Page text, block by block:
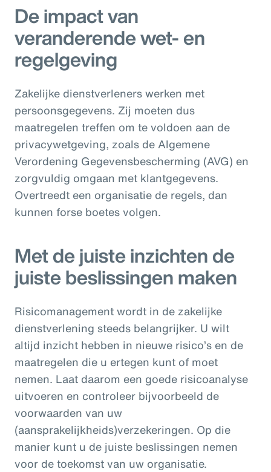
De impact van
veranderende wet- en
regelgeving
Zakelijke dienstverleners werken met
persoonsgegevens. Zij moeten dus
maatregelen treffen om te voldoen aan de
privacywetgeving, zoals de Algemene
Verordening Gegevensbescherming (AVG) en
zorgvuldig omgaan met klantgegevens.
Overtreedt een organisatie de regels, dan
kunnen forse boetes volgen.
Met de juiste inzichten de
juiste beslissingen maken
Risicomanagement wordt in de zakelijke
dienstverlening steeds belangrijker. U wilt
altijd inzicht hebben in nieuwe risico’s en de
maatregelen die u ertegen kunt of moet
nemen. Laat daarom een goede risicoanalyse
uitvoeren en controleer bijvoorbeeld de
voorwaarden van uw
(aansprakelijkheids)verzekeringen. Op die
manier kunt u de juiste beslissingen nemen
voor de toekomst van uw organisatie.